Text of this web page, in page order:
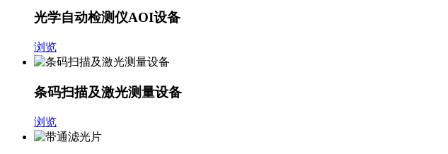
光学自动检测仪AOI设备
浏览
条码扫描及激光测量设备
浏览